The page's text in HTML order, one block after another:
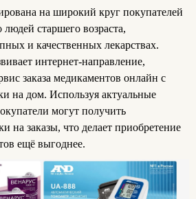
на широкий круг покупателей
старшего возраста,
и качественных лекарствах.
интернет-направление,
заказа медикаментов онлайн с
на дом. Используя актуальные
могут получить
на заказы, что делает приобретение
ещё выгоднее.